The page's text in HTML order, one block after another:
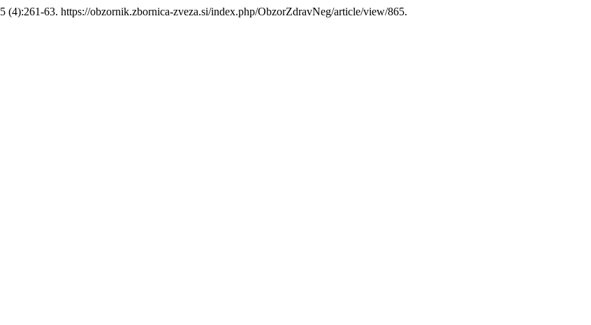
5 (4):261-63. https://obzornik.zbornica-zveza.si/index.php/ObzorZdravNeg/article/view/865.